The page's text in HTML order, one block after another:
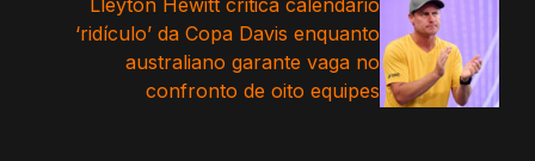
Lleyton Hewitt critica calendário
‘ridículo’ da Copa Davis enquanto
australiano garante vaga no
confronto de oito equipes